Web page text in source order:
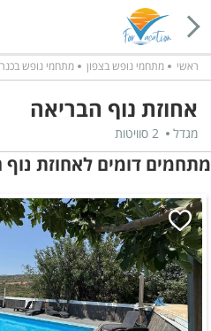
ראשי מתחמי נופש בצפון מתחמי נופש
אחוזת נוף הבריאה
מגדל 2 סוויטות
מתחמים דומים לאחוזת